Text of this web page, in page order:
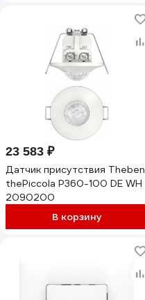
23 583 ₽
Датчик присутствия Theben
thePiccola P360-100 DE WH
2090200
В корзину